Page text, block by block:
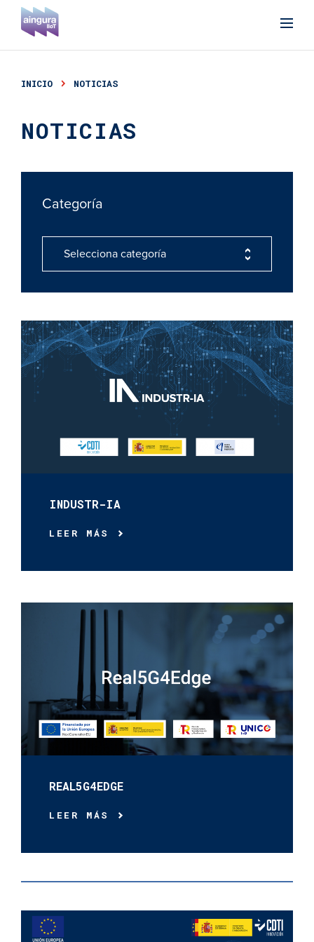
INICIO NOTICIAS
NOTICIAS
Categoría
INDUSTR-IA
LEER MÁS
REAL5G4EDGE
LEER MÁS